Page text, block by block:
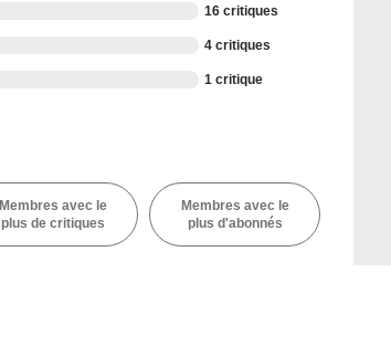
16 critiques
4 critiques
1 critique
Membres avec le
plus de critiques
Membres avec le
plus d'abonnés